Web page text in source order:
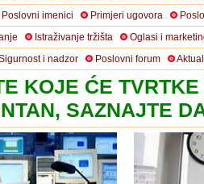
Poslovni imenici Primjeri ugovora
Istraživanje tržišta
Oglasi i
i nadzor Poslovni forum
KOJE ĆE
SAZNAJTE